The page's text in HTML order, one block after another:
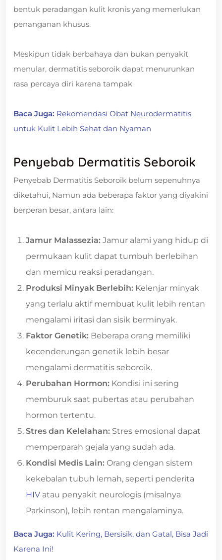
bentuk peradangan kulit kronis yang memerlukan
penanganan khusus.
Meskipun tidak berbahaya dan bukan penyakit
menular, dermatitis seboroik dapat menurunkan
rasa percaya diri karena tampak
Baca Juga: Rekomendasi Obat Neurodermatitis
untuk Kulit Lebih Sehat dan Nyaman
Penyebab Dermatitis Seboroik
Penyebab Dermatitis Seboroik belum sepenuhnya
diketahui, Namun ada beberapa faktor yang diyakini
berperan besar, antara lain:
Jamur Malassezia: Jamur alami yang hidup di
permukaan kulit dapat tumbuh berlebihan
dan memicu reaksi peradangan.
Produksi Minyak Berlebih: Kelenjar minyak
yang terlalu aktif membuat kulit lebih rentan
mengalami iritasi dan sisik berminyak.
Faktor Genetik: Beberapa orang memiliki
kecenderungan genetik lebih besar
mengalami dermatitis seboroik.
Perubahan Hormon: Kondisi ini sering
memburuk saat pubertas atau perubahan
hormon tertentu.
Stres dan Kelelahan: Stres emosional dapat
memperparah gejala yang sudah ada.
Kondisi Medis Lain: Orang dengan sistem
kekebalan tubuh lemah, seperti penderita
HIV atau penyakit neurologis (misalnya
Parkinson), lebih rentan mengalaminya.
Baca Juga: Kulit Kering, Bersisik, dan Gatal, Bisa Jadi
Karena Ini!